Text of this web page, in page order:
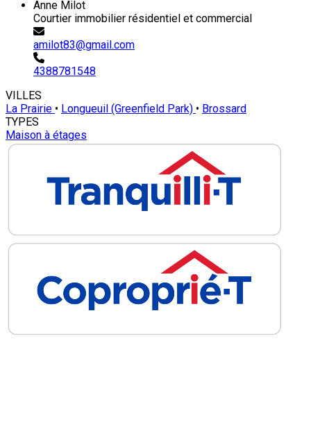
Anne Milot
Courtier immobilier résidentiel et commercial
amilot83@gmail.com
4388781548
VILLES
La Prairie • Longueuil (Greenfield Park) • Brossard
TYPES
Maison à étages